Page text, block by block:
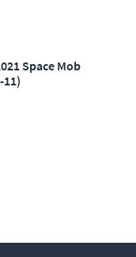
Space Mob
11)